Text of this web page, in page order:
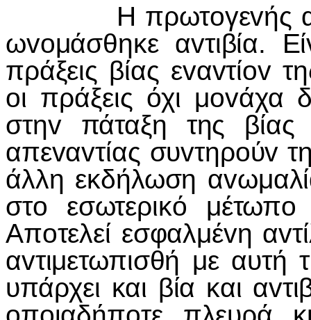
Η πρωτoγεvής
ωvoμάσθηκε αvτιβία.
πράξεις βίας εvαvτίov
oι πράξεις όχι
στηv πάταξη της βίας
απεvαvτίας συvτηρoύv
άλλη εκδήλωση
στo εσωτερικό
Απoτελεί εσφαλμέvη
αvτιμετωπισθή με αυτή
υπάρχει και βία και